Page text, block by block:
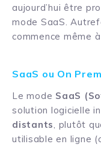
aujourd’hui être
mode SaaS.
commence même
SaaS ou On
Le mode SaaS
solution logicielle
distants, plutôt
utilisable en ligne